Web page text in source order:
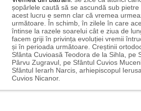
șopârlele caută să se ascundă sub pietre
acest lucru e semn clar că vremea
următoare. În schimb, în zilele în care
întinse la razele soarelui cât e ziua de
facem griji în privința evoluției vremii
și în perioada următoare. Creștinii
Sfânta Cuvioasă Teodora de la Sihla, pe
Pârvu Zugravul, pe Sfântul Cuvios
Sfântul Ierarh Narcis, arhiepiscopul
Cuvios Nicanor.